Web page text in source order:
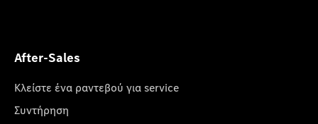
After-Sales
Κλείστε ένα ραντεβού για service
Συντήρηση